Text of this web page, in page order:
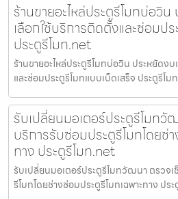
ร้านขายอะไหล่ประตูรีโมทบ่อวิน
เลือกใช้บริการติดตั้งและซ่อมป
ประตูรีโมท.net
ร้านขายอะไหล่ประตูรีโมทบ่อวิน ประหยัดง
และซ่อมประตูรีโมทแบบเบ็ดเสร็จ ประตูรีโ
รับเปลี่ยนมอเตอร์ประตูรีโมทวั
บริการรับซ่อมประตูรีโมทโดยช่
ทาง ประตูรีโมท.net
รับเปลี่ยนมอเตอร์ประตูรีโมทวัฒนา ตรวจ
รีโมทโดยช่างซ่อมประตูรีโมทเฉพาะทาง ป